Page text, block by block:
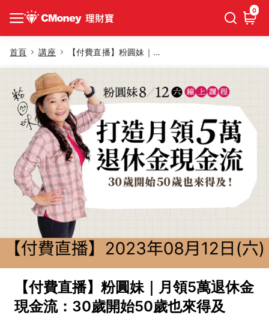
0
首頁 講座 【付費直播】粉圓妹｜月領5萬退休金現金流：30歲開始50歲也來得及
【付費直播】粉圓妹｜月領5萬退休金
現金流：30歲開始50歲也來得及